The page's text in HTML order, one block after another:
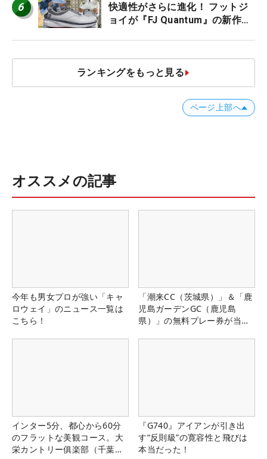
6
快適性がさらに進化！ フットジ
ョイが『FJ Quantum』の新作を
ランキングをもっと見る
ページ上部へ
オススメの記事
今年も男女プロが強い「キャ
ロウェイ」のニュース一覧は
こちら！
「潮来CC（茨城県）」＆「鹿
児島ガーデンGC（鹿児島
県）」の無料プレー券が当た
インター5分、都心から60分
のフラットな美観コース。大
栄カントリー俱楽部（千葉
『G740』アイアンが引き出
す“反則級”の寛容性と飛びは
本当だった！